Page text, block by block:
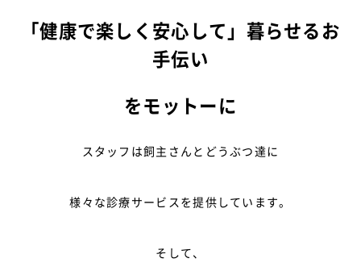
「健康で楽しく安心して」暮らせるお
手伝い
をモットーに
スタッフは飼主さんとどうぶつ達に
様々な診療サービスを提供しています。
そして、